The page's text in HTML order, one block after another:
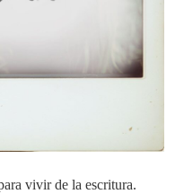
vivir de la escritura.